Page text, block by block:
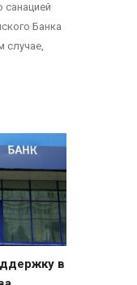
санацией
Банка
случае,
в